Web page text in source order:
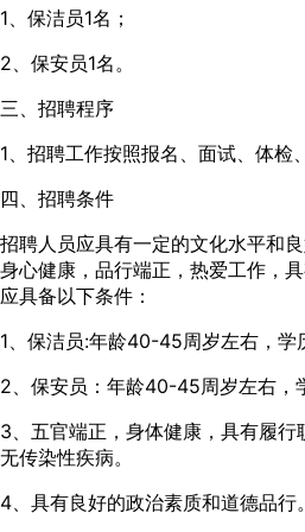
1、保洁员1名；
2、保安员1名。
三、招聘程序
1、招聘工作按照报名、面试、体检
四、招聘条件
招聘人员应具有一定的文化水平和
身心健康，品行端正，热爱工作，
应具备以下条件：
1、保洁员:年龄40-45周岁左右，学
2、保安员：年龄40-45周岁左右，
3、五官端正，身体健康，具有履行
无传染性疾病。
4、具有良好的政治素质和道德品行。